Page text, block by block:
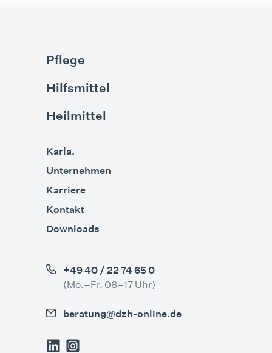
Pflege
Hilfsmittel
Heilmittel
Karla.
Unternehmen
Karriere
Kontakt
Downloads
+49 40 / 22 74 65 0
(Mo.–Fr. 08–17 Uhr)
beratung@dzh-online.de